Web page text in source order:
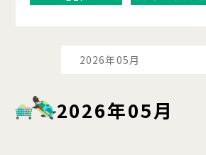
2026年05月
2026年05月